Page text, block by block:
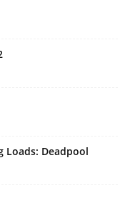
Loads: Deadpool